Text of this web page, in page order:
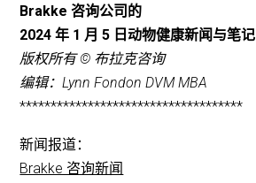
Brakke 咨询公司的
2024 年 1 月 5 日动物健康新闻与笔记
版权所有 © 布拉克咨询
编辑：Lynn Fondon DVM MBA
************************************
新闻报道：
Brakke 咨询新闻